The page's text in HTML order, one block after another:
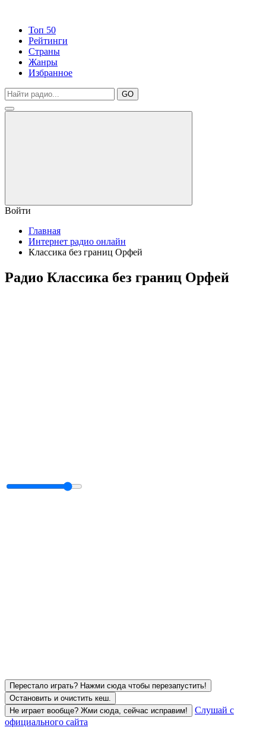
Топ 50
Рейтинги
Страны
Жанры
Избранное
GO
Войти
Главная
Интернет радио онлайн
Классика без границ Орфей
Радио Классика без границ Орфей
Перестало играть? Нажми сюда чтобы перезапустить!
Остановить и очистить кеш.
Не играет вообще? Жми сюда, сейчас исправим!
Слушай с
официального сайта